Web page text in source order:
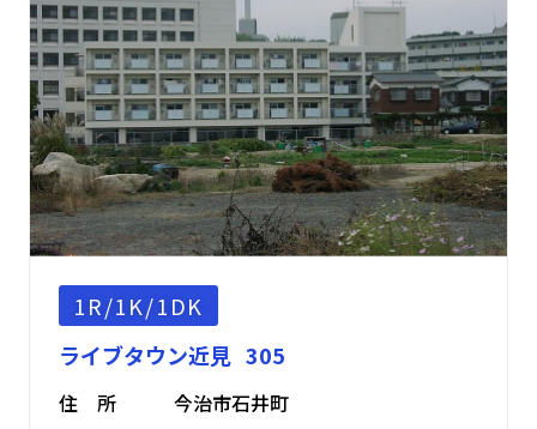
1R/1K/1DK
ライブタウン近見 305
住 所
今治市石井町